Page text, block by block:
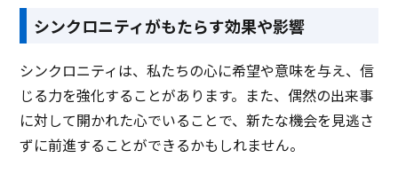
シンクロニティがもたらす効果や影響
シンクロニティは、私たちの心に希望や意味を与え、信
じる力を強化することがあります。また、偶然の出来事
に対して開かれた心でいることで、新たな機会を見逃さ
ずに前進することができるかもしれません。